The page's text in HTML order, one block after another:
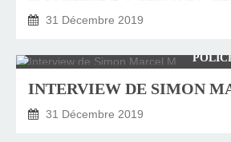
31 Décembre 2019
31 Décembre 2019